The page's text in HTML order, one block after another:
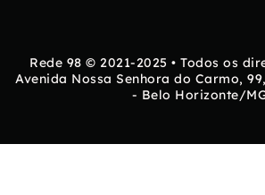
Rede 98 © 2021-2025 • Todos os
Avenida Nossa Senhora do Carmo,
- Belo Horizonte/